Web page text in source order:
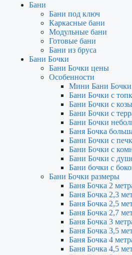
Бани
Бани под ключ
Каркасные бани
Модульные бани
Готовые бани
Бани из бруса
Бани Бочки
Бани Бочки цены
Особенности
Мини Бани Бочки
Бани Бочки с
Бани Бочки с
Бани Бочки с
Бани Бочки
Баня Бочка
Бани Бочки с
Бани Бочки с
Бани Бочки с
Бани бочки с
Бани Бочки размеры
Баня Бочка 2
Баня Бочка 2,3
Баня Бочка 2,5
Баня Бочка 2,7
Баня Бочка 3
Баня Бочка 3,5
Баня Бочка 4
Баня Бочка 4,5